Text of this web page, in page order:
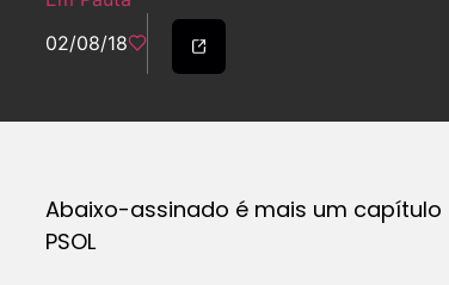
02/08/18
Abaixo-assinado é mais um
PSOL